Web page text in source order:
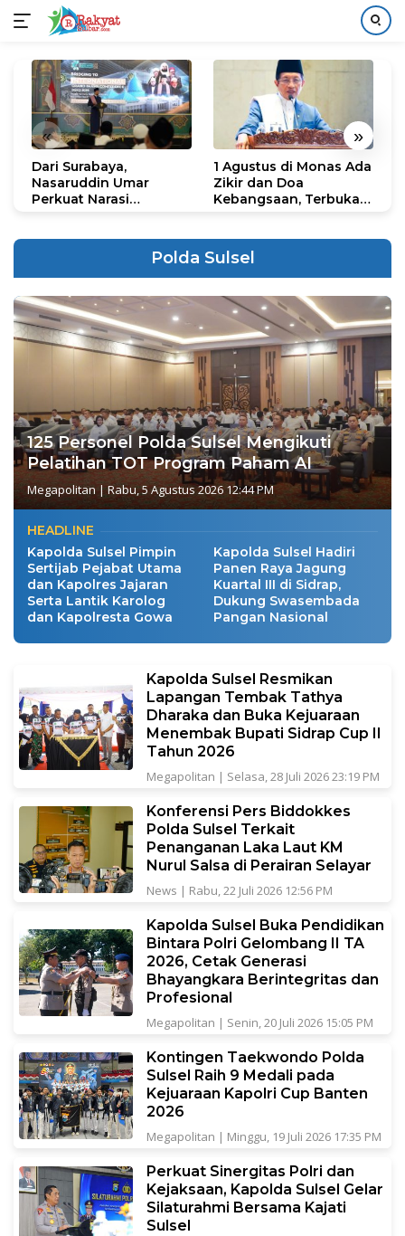
konten
« »
Dari Surabaya,
Nasaruddin Umar
Perkuat Narasi
1 Agustus di Monas Ada
Zikir dan Doa
Kebangsaan, Terbuka
Polda Sulsel
125 Personel Polda Sulsel Mengikuti
Pelatihan TOT Program Paham AI
Megapolitan | Rabu, 5 Agustus 2026 12:44 PM
HEADLINE
Kapolda Sulsel Pimpin
Sertijab Pejabat Utama
dan Kapolres Jajaran
Serta Lantik Karolog
dan Kapolresta Gowa
Kapolda Sulsel Hadiri
Panen Raya Jagung
Kuartal III di Sidrap,
Dukung Swasembada
Pangan Nasional
Kapolda Sulsel Resmikan
Lapangan Tembak Tathya
Dharaka dan Buka Kejuaraan
Menembak Bupati Sidrap Cup II
Tahun 2026
Megapolitan | Selasa, 28 Juli 2026 23:19 PM
Konferensi Pers Biddokkes
Polda Sulsel Terkait
Penanganan Laka Laut KM
Nurul Salsa di Perairan Selayar
News | Rabu, 22 Juli 2026 12:56 PM
Kapolda Sulsel Buka Pendidikan
Bintara Polri Gelombang II TA
2026, Cetak Generasi
Bhayangkara Berintegritas dan
Profesional
Megapolitan | Senin, 20 Juli 2026 15:05 PM
Kontingen Taekwondo Polda
Sulsel Raih 9 Medali pada
Kejuaraan Kapolri Cup Banten
2026
Megapolitan | Minggu, 19 Juli 2026 17:35 PM
Perkuat Sinergitas Polri dan
Kejaksaan, Kapolda Sulsel Gelar
Silaturahmi Bersama Kajati
Sulsel